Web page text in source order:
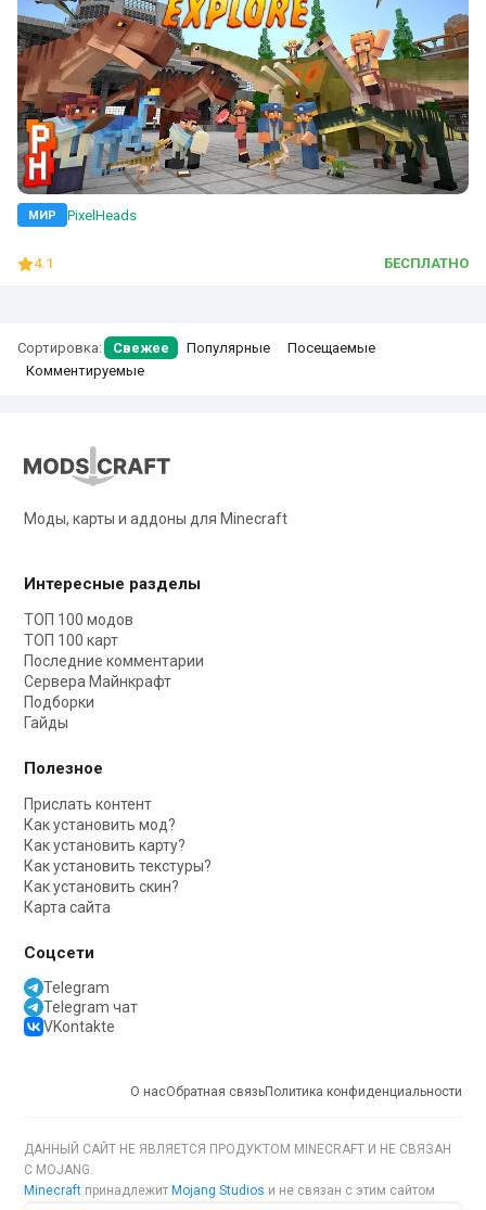
МИР PixelHeads
4.1 БЕСПЛАТНО
Сортировка: Свежее Популярные
Посещаемые
Комментируемые
Моды, карты и аддоны для Minecraft
Интересные разделы
ТОП 100 модов
ТОП 100 карт
Последние комментарии
Сервера Майнкрафт
Подборки
Гайды
Полезное
Прислать контент
Как установить мод?
Как установить карту?
Как установить текстуры?
Как установить скин?
Карта сайта
Соцсети
Telegram
Telegram чат
VKontakte
О насОбратная связьПолитика конфиденциальности
ДАННЫЙ САЙТ НЕ ЯВЛЯЕТСЯ ПРОДУКТОМ MINECRAFT И НЕ СВЯЗАН
С MOJANG.
Minecraft принадлежит Mojang Studios и не связан с этим сайтом